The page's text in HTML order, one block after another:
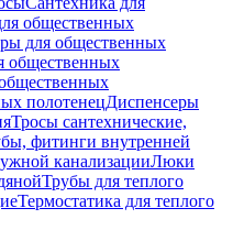
общественных
для общественных
общественных
полотенецДиспенсеры
Тросы сантехнические,
фитинги внутренней
канализацииЛюки
Трубы для теплого
Термостатика для теплого